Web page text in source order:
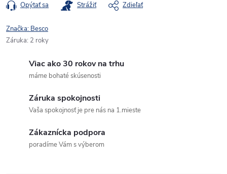
Opýtať sa Strážiť Zdieľať
Značka: Besco
Záruka: 2 roky
Viac ako 30 rokov na trhu
máme bohaté skúsenosti
Záruka spokojnosti
Vaša spokojnosť je pre nás na 1.mieste
Zákaznícka podpora
poradíme Vám s výberom